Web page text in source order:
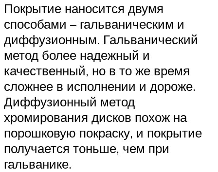
Покрытие наносится двумя
способами – гальваническим и
диффузионным. Гальванический
метод более надежный и
качественный, но в то же время
сложнее в исполнении и дороже.
Диффузионный метод
хромирования дисков похож на
порошковую покраску, и покрытие
получается тоньше, чем при
гальванике.